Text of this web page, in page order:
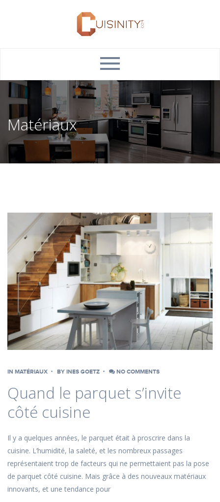
Matériaux
IN MATÉRIAUX BY INES GOETZ NO COMMENTS
Quand le parquet s’invite
côté cuisine
Il y a quelques années, le parquet était à proscrire dans la
cuisine. L’humidité, la saleté, et les nombreux passages
représentaient trop de facteurs qui ne permettaient pas la pose
de parquet côté cuisine. Mais grâce à des nouveaux matériaux
innovants, et une tendance pour